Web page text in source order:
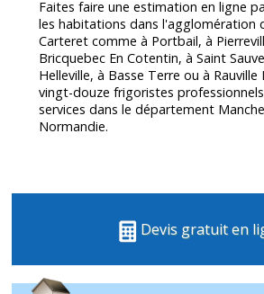
Faites faire une estimation en ligne
les habitations dans l'agglomération
Carteret comme à Portbail, à
Bricquebec En Cotentin, à Saint
Helleville, à Basse Terre ou à Rauville
vingt-douze frigoristes
services dans le département Manche
Normandie.
Devis gratuit en